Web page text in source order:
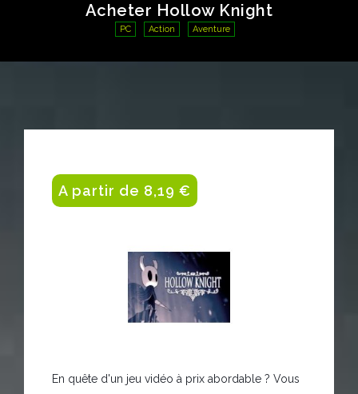
Acheter Hollow Knight
PC Action Aventure
A partir de 8,19 €
En quête d'un jeu vidéo à prix abordable ? Vous